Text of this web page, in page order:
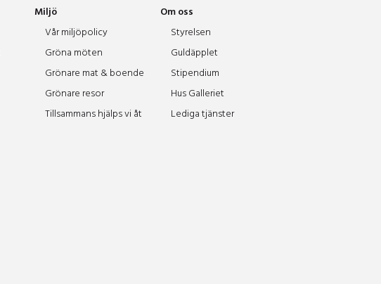
Miljö
Vår miljöpolicy
Gröna möten
Grönare mat & boende
Grönare resor
Tillsammans hjälps vi åt
Om oss
Styrelsen
Guldäpplet
Stipendium
Hus Galleriet
Lediga tjänster